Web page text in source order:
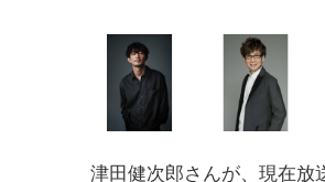
津田健次郎さんが、現在放